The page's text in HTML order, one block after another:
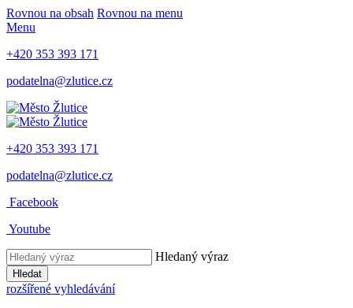
Rovnou na obsah Rovnou na menu
Menu
+420 353 393 171
podatelna@zlutice.cz
+420 353 393 171
podatelna@zlutice.cz
Facebook
Youtube
Hledaný výraz
Hledat
rozšířené vyhledávání